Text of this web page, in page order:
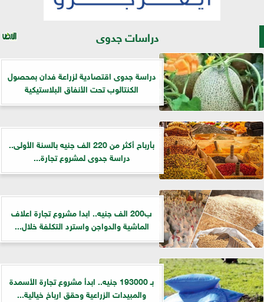
دراسات جدوى
دراسة جدوى اقتصادية لزراعة فدان بمحصول
الكنتالوب تحت الأنفاق البلاستيكية
بأرباح أكثر من 220 الف جنيه بالسنة الأولى..
دراسة جدوى لمشروع تجارة...
ب200 الف جنيه.. ابدا مشروع تجارة اعلاف
الماشية والدواجن واسترد التكلفة خلال...
بـ 193000 جنيه.. ابدأ مشروع تجارة الأسمدة
والمبيدات الزراعية وحقق ارباخ خيالية...